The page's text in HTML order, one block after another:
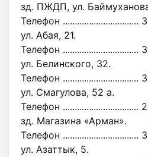
зд. ПЖДП, ул.
Телефон ................................
ул. Абая, 21.
Телефон ................................
ул. Белинского, 32.
Телефон ................................
ул. Смагулова, 52 а.
Телефон ................................
зд. Магазина «Арман».
Телефон ................................
ул. Азаттык, 5.